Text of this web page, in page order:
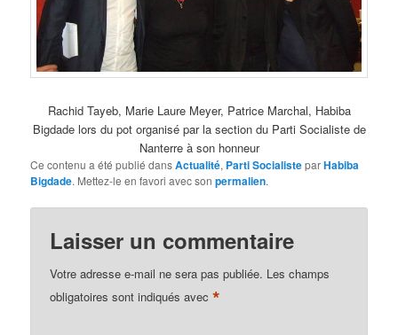
Rachid Tayeb, Marie Laure Meyer, Patrice Marchal, Habiba
Bigdade lors du pot organisé par la section du Parti Socialiste de
Nanterre à son honneur
Ce contenu a été publié dansActualité, Parti SocialisteparHabiba
Bigdade. Mettez-le en favori avec sonpermalien.
Laisser un commentaire
Votre adresse e-mail ne sera pas publiée. Les champs
obligatoires sont indiqués avec*